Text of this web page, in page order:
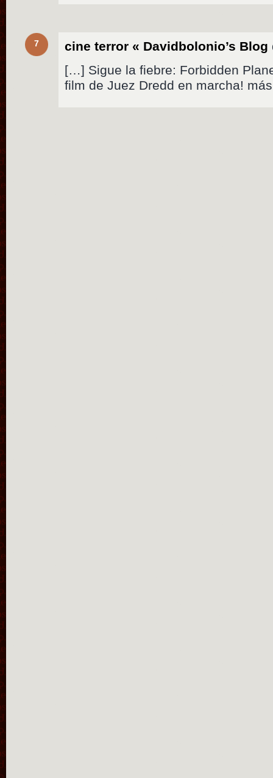
7 cine terror « Davidbolonio’s Blog
[…] Sigue la fiebre: Forbidden
film de Juez Dredd en marcha!